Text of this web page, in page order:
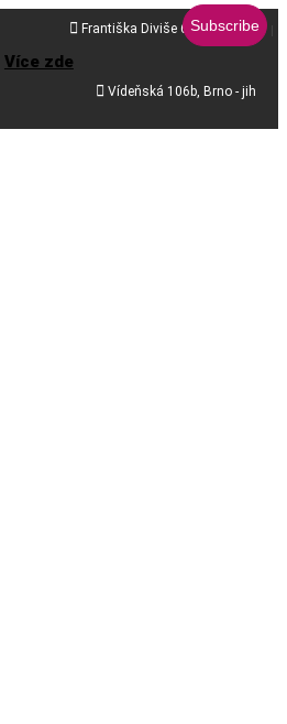
Více zde
 Františka Diviše 68, Praha 10
 Vídeňská 106b, Brno - jih